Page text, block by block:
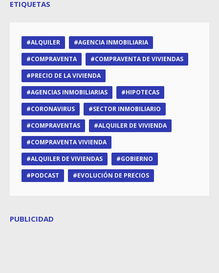
ETIQUETAS
ALQUILER
AGENCIA INMOBILIARIA
COMPRAVENTA
COMPRAVENTA DE VIVIENDAS
PRECIO DE LA VIVIENDA
AGENCIAS INMOBILIARIAS
HIPOTECAS
CORONAVIRUS
SECTOR INMOBILIARIO
COMPRAVENTAS
ALQUILER DE VIVIENDA
COMPRAVENTA VIVIENDA
ALQUILER DE VIVIENDAS
GOBIERNO
PODCAST
EVOLUCIÓN DE PRECIOS
PUBLICIDAD